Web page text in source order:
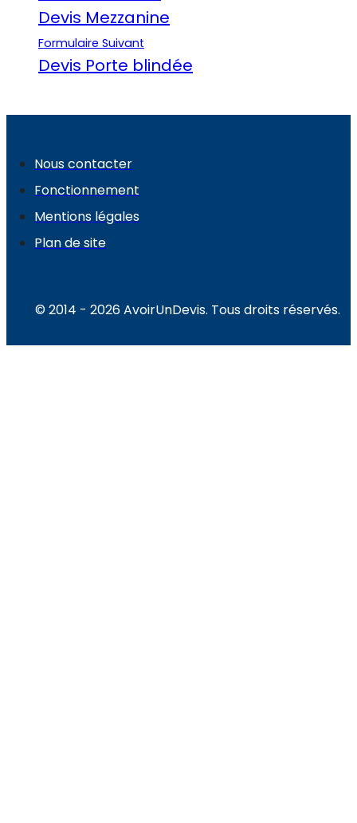
Devis Mezzanine
Formulaire Suivant
Devis Porte blindée
Nous contacter
Fonctionnement
Mentions légales
Plan de site
© 2014 - 2026 AvoirUnDevis. Tous droits réservés.